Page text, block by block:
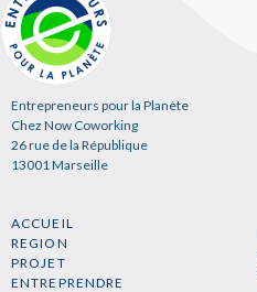
Entrepreneurs pour la Planète
Chez Now Coworking
26 rue de la République
13001 Marseille
ACCUEIL
REGION
PROJET
ENTREPRENDRE